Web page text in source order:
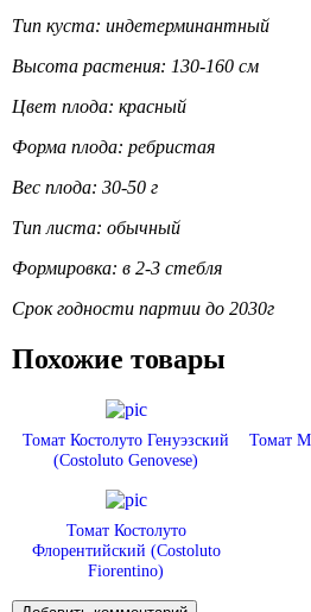
Тип куста: индетерминантный
Высота растения: 130-160 см
Цвет плода: красный
Форма плода: ребристая
Вес плода: 30-50 г
Тип листа: обычный
Формировка: в 2-3 стебля
Срок годности партии до 2030г
Похожие товары
Томат Костолуто Генуэзский
(Costoluto Genovese)
Томат
Томат Костолуто
Флорентийский (Costoluto
Fiorentino)